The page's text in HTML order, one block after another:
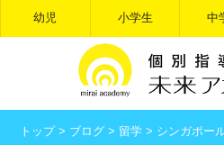
幼児 小学生 中
トップ> ブログ > 留学 > シンガポー